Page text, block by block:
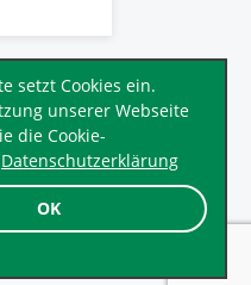
OK
setzt Cookies ein.
unserer Webseite
die Cookie-
Datenschutzerklärung